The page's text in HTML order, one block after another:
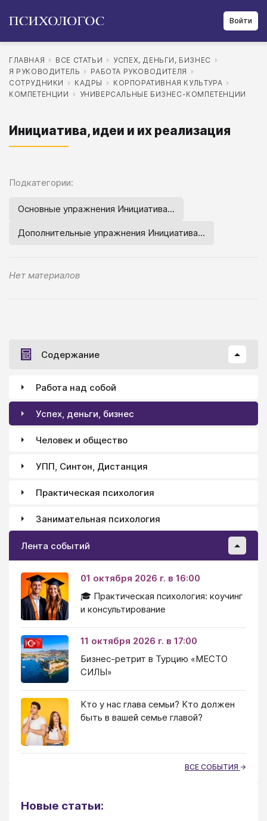
Войти
ГЛАВНАЯ ВСЕ СТАТЬИ
УСПЕХ, ДЕНЬГИ, БИЗНЕС
Я РУКОВОДИТЕЛЬ
РАБОТА РУКОВОДИТЕЛЯ
СОТРУДНИКИ
КАДРЫ
КОРПОРАТИВНАЯ КУЛЬТУРА
КОМПЕТЕНЦИИ
УНИВЕРСАЛЬНЫЕ БИЗНЕС-КОМПЕТЕНЦИИ
Инициатива, идеи и их реализация
Подкатегории:
Основные упражнения Инициатива...
Дополнительные упражнения Инициатива...
Нет материалов
Содержание
Работа над собой
Успех, деньги, бизнес
Человек и общество
УПП, Синтон, Дистанция
Практическая психология
Занимательная психология
Лента событий
01 октября 2026 г. в 16:00
🎓 Практическая психология: коучинг
и консультирование
11 октября 2026 г. в 17:00
Бизнес-ретрит в Турцию «МЕСТО
СИЛЫ»
Кто у нас глава семьи? Кто должен
быть в вашей семье главой?
ВСЕ СОБЫТИЯ
Новые статьи: